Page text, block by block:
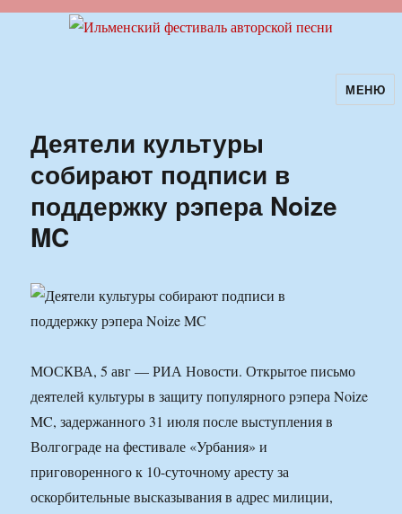
Ильменский фестиваль авторскойМЕНЮ
Деятели культуры
собирают подписи в
поддержку рэпера Noize
MC
МОСКВА, 5 авг — РИА Новости. Открытое письмо
деятелей культуры в защиту популярного рэпера Noize
MC, задержанного 31 июля после выступления в
Волгограде на фестивале «Урбания» и
приговоренного к 10-суточному аресту за
оскорбительные высказывания в адрес милиции,